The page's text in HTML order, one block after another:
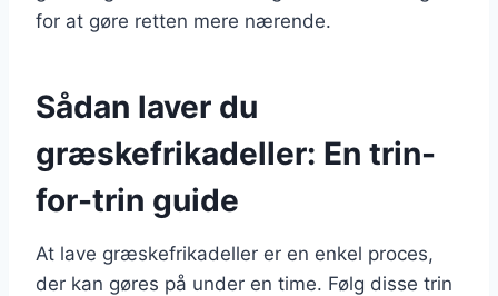
for at gøre retten mere nærende.
Sådan laver du
græskefrikadeller: En trin-
for-trin guide
At lave græskefrikadeller er en enkel proces,
der kan gøres på under en time. Følg disse trin